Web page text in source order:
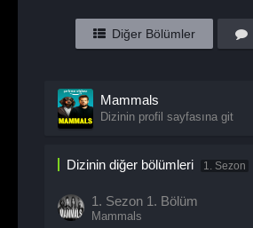
Diğer Bölümler
Mammals
Dizinin profil sayfasına git
Dizinin diğer bölümleri 1. Sezon
1. Sezon 1. Bölüm
Mammals